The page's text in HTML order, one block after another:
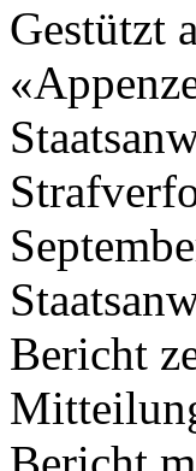
Gestützt
Bericht